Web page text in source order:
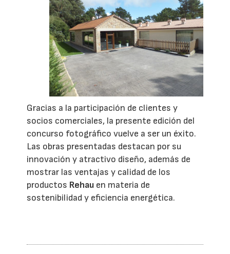
Gracias a la participación de clientes y
socios comerciales, la presente edición del
concurso fotográfico vuelve a ser un éxito.
Las obras presentadas destacan por su
innovación y atractivo diseño, además de
mostrar las ventajas y calidad de los
productos Rehau en materia de
sostenibilidad y eficiencia energética.